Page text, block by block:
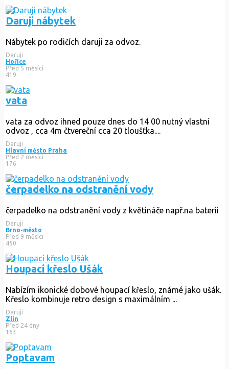
Daruji nábytek
Nábytek po rodičích daruji za odvoz.
Daruji
Hořice
Před 5 měsíci
419
vata
vata za odvoz ihned pouze dnes do 14 00 nutný vlastní
odvoz , cca 4m čtvereční cca 20 tloušťka....
Daruji
Hlavní město Praha
Před 2 měsíci
176
čerpadelko na odstranění vody
čerpadelko na odstranění vody z květináče např.na baterii
Daruji
Brno-město
Před 9 měsíci
450
Houpací křeslo Ušák
Nabízím ikonické dobové houpací křeslo, známé jako ušák.
Křeslo kombinuje retro design s maximálním ...
Daruji
Zlín
Před 24 dny
163
Poptavam